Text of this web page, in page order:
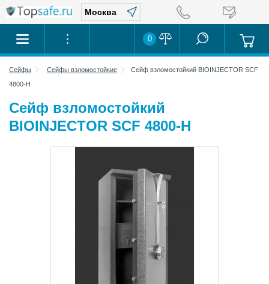
0
Сейфы Сейфы взломостойкие
Сейф взломостойкий BIOINJECTOR SCF
4800-H
Сейф взломостойкий
BIOINJECTOR SCF 4800-H